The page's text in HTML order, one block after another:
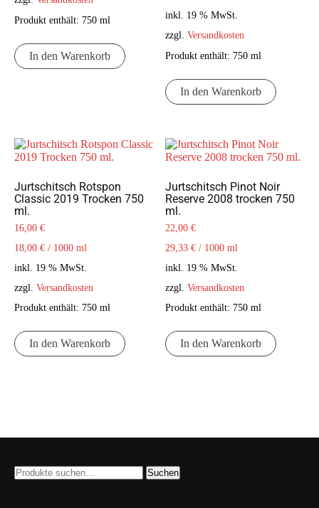
Produkt enthält: 750 ml
In den Warenkorb
inkl. 19 % MwSt.
zzgl.Versandkosten
Produkt enthält: 750ml
In den Warenkorb
Jurtschitsch Rotspon
Classic 2019 Trocken 750
ml.
16,00 €
18,00 € / 1000 ml
inkl. 19 % MwSt.
zzgl. Versandkosten
Produkt enthält: 750 ml
In den Warenkorb
Jurtschitsch Pinot Noir
Reserve 2008 trocken 750
ml.
22,00€
29,33€ / 1000 ml
inkl. 19 % MwSt.
zzgl.Versandkosten
Produkt enthält: 750ml
In den Warenkorb
Suche
Suchen